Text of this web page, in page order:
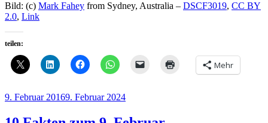
Bild: (c) Mark Fahey from Sydney, Australia – DSCF3019, CC BY
2.0, Link
teilen:
Mehr
Veröffentlicht
9. Februar 20169. Februar 2024